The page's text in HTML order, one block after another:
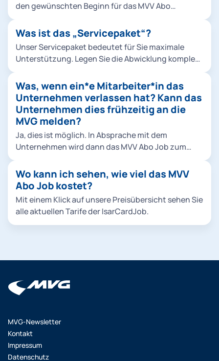
den gewünschten Beginn für das MVV Abo
(beginnend mit den Ziffern 85) nennen. Wir
kündigen das bisherige MVG-Abo dann zu dem
gewünschten Termin. Haben Ihre
Mitarbeiter*innen ein Abo von der Deutschen
Mitarbeiter*innen gekündigt werden, um das MVV
Abo Job-Angebot der MVG nutzen zu können.
Was ist das „Servicepaket“?
Unser Servicepaket bedeutet für Sie maximale
Unterstützung. Legen Sie die Abwicklung komplett
individuellen Beratung Ihrer Mitarbeiter*innen über
die Bestellung bis zum Versand der Chipkarten.
Und falls Sie die Fahrscheine der Mitarbeiter*innen
bezuschussen möchten, stehen wir Ihnen
Was, wenn ein*e Mitarbeiter*in das
Unternehmen verlassen hat? Kann das
Unternehmen dies frühzeitig an die
MVG melden?
Ja, dies ist möglich. In Absprache mit dem
Unternehmen wird dann das MVV Abo Job zum
Abo künftig nicht mehr verlängert. Spätestens mit
dem Datenabgleich erfährt die MVG, dass ein*e
und nicht mehr berechtigt ist, das MVV Abo Job zu
nutzen.
Wo kann ich sehen, wie viel das MVV
Abo Job kostet?
Mit einem Klick auf unsere Preisübersicht sehen Sie
alle aktuellen Tarife der IsarCardJob.
MVG-Newsletter
Kontakt
Impressum
Datenschutz